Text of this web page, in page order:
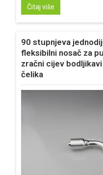
Čitaj više
90 stupnjeva
fleksibilni nosač za
zračni cijev
čelika